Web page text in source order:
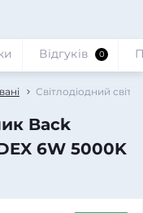
Світлодіодний
Back
6W 5000K
Відгуків 0